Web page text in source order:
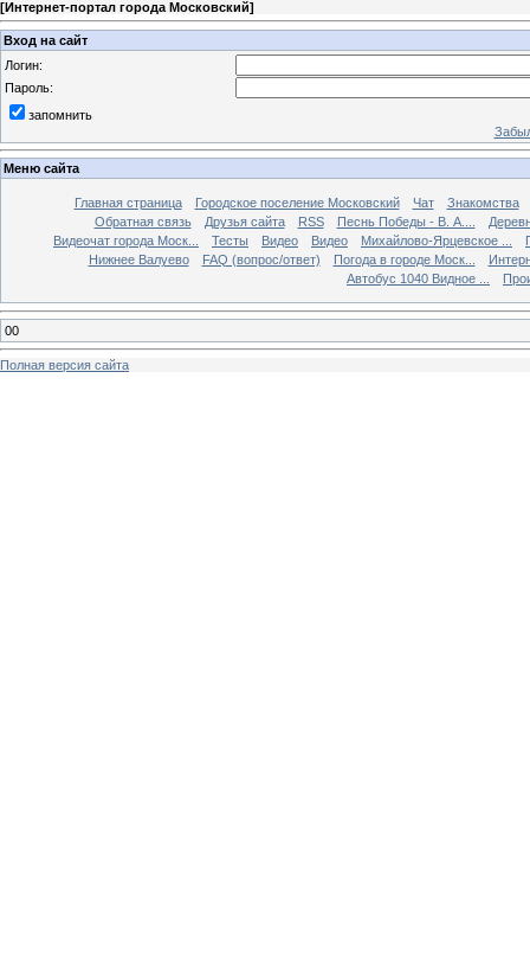
[Интернет-портал города Московский]
Вход на сайт
Логин:
Пароль:
запомнить
Меню сайта
Главная страница Городское поселение Московский Чат
Знакомства
Обратная связь
Друзья сайта RSS Песнь Победы - В. А....
Видеочат города Моск...
Тесты Видео Видео Михайлово-Ярцевское ...
Нижнее Валуево
FAQ (вопрос/ответ) Погода в городе Моск...
Автобус 1040 Видное ...
00
Полная версия сайта